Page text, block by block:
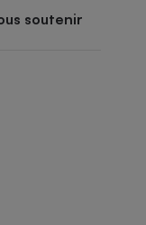
soutenir